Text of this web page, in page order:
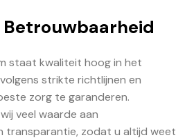
staat kwaliteit hoog in het
strikte richtlijnen en
zorg te garanderen.
veel waarde aan
transparantie, zodat u altijd weet